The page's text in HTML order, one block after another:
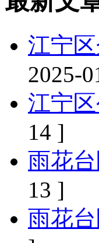
江宁
2025-
江宁
14 ]
雨花
13 ]
雨花